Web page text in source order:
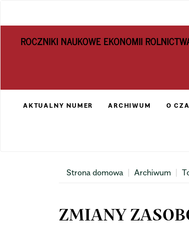
Content
ROCZNIKI NAUKOWE EKONOMII
AKTUALNY NUMER ARCHIWUM O
Strona domowa Archiwum
ZMIANY